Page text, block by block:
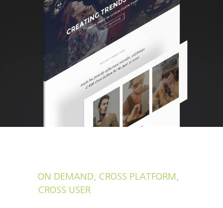
ON DEMAND, CROSS PLATFORM,
CROSS USER